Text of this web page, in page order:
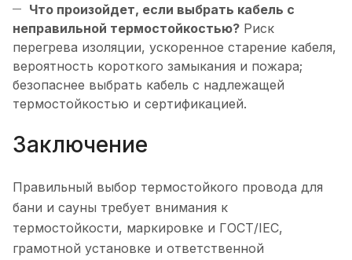
Что произойдет, если выбрать кабель с
неправильной термостойкостью? Риск
перегрева изоляции, ускоренное старение кабеля,
вероятность короткого замыкания и пожара;
безопаснее выбрать кабель с надлежащей
термостойкостью и сертификацией.
Заключение
Правильный выбор термостойкого провода для
бани и сауны требует внимания к
термостойкости, маркировке и ГОСТ/IEC,
грамотной установке и ответственной